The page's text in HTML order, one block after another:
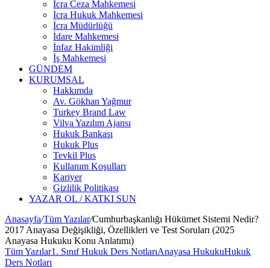
İcra Ceza Mahkemesi
İcra Hukuk Mahkemesi
İcra Müdürlüğü
İdare Mahkemesi
İnfaz Hakimliği
İş Mahkemesi
GÜNDEM
KURUMSAL
Hakkımda
Av. Gökhan Yağmur
Turkey Brand Law
Vilva Yazılım Ajansı
Hukuk Bankası
Hukuk Plus
Tevkil Plus
Kullanım Koşulları
Kariyer
Gizlilik Politikası
YAZAR OL / KATKI SUN
Anasayfa/Tüm Yazılar/Cumhurbaşkanlığı Hükümet Sistemi Nedir?
2017 Anayasa Değişikliği, Özellikleri ve Test Soruları (2025
Anayasa Hukuku Konu Anlatımı)
Tüm Yazılar1. Sınıf Hukuk Ders NotlarıAnayasa HukukuHukuk
Ders Notları